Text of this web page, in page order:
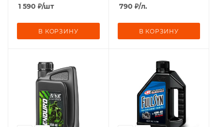
1 590 ₽/шт
В КОРЗИНУ
790 ₽/л.
В КОРЗИНУ